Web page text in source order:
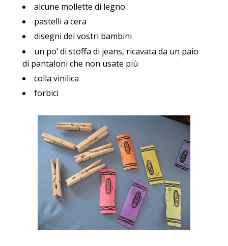
alcune mollette di legno
pastelli a cera
disegni dei vostri bambini
un po’ di stoffa di jeans, ricavata da un paio
di pantaloni che non usate più
colla vinilica
forbici